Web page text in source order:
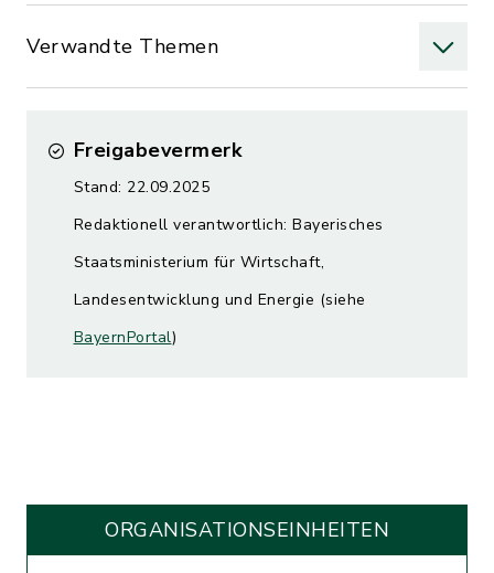
Verwandte Themen
Freigabevermerk
Stand: 22.09.2025
Redaktionell verantwortlich: Bayerisches
Staatsministerium für Wirtschaft,
Landesentwicklung und Energie (siehe
BayernPortal)
ORGANISATIONS­EINHEITEN